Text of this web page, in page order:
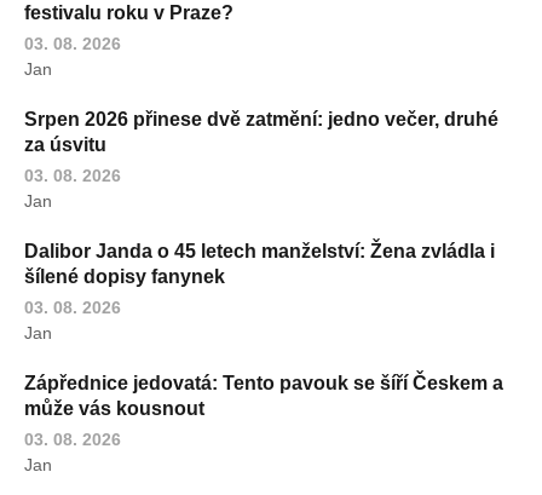
festivalu roku v Praze?
03. 08. 2026
Jan
Srpen 2026 přinese dvě zatmění: jedno večer, druhé
za úsvitu
03. 08. 2026
Jan
Dalibor Janda o 45 letech manželství: Žena zvládla i
šílené dopisy fanynek
03. 08. 2026
Jan
Zápřednice jedovatá: Tento pavouk se šíří Českem a
může vás kousnout
03. 08. 2026
Jan